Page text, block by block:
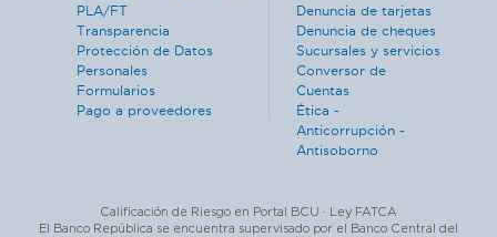
PLA/FT
Transparencia
Protección de Datos
Personales
Formularios
Pago a proveedores
Denuncia de tarjetas
Denuncia de cheques
Sucursales y servicios
Conversor de
Cuentas
Ética -
Anticorrupción -
Antisoborno
Calificación de Riesgo en Portal BCU · Ley FATCA
El Banco República se encuentra supervisado por el Banco Central del